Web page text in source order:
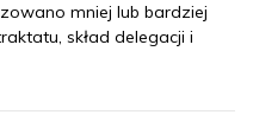
mniej lub bardziej
skład delegacji i